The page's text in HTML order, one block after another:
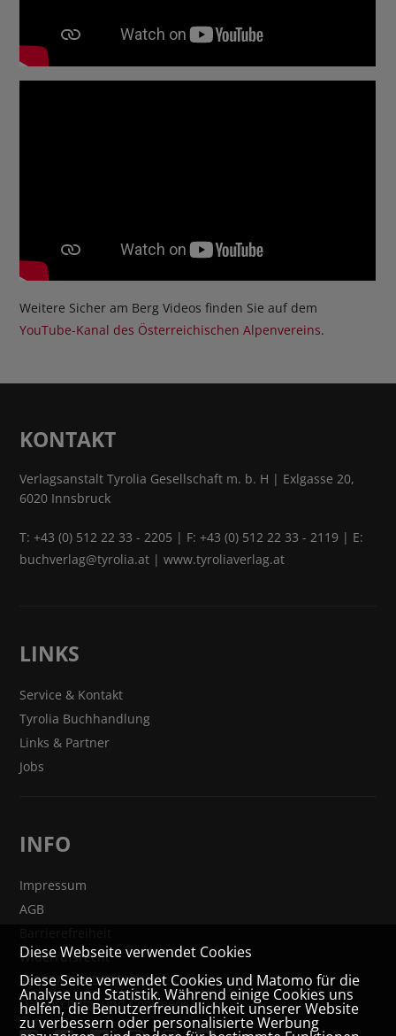
Weitere Sicher am Berg Videos finden Sie auf dem
YouTube-Kanal des Österreichischen Alpenvereins.
KONTAKT
Verlagsanstalt Tyrolia Gesellschaft m. b. H | Exlgasse 20,
6020 Innsbruck
T:+43 (0) 512 22 33 - 2205 | F: +43 (0) 512 22 33 - 2119 | E:
buchverlag@tyrolia.at |www.tyroliaverlag.at
LINKS
Service & Kontakt
Tyrolia Buchhandlung
Links & Partner
Jobs
INFO
Impressum
AGB
Widerrufsrecht
VERTRAG WIDERRUFEN
Datenschutz- und Cookieerklärung
Diese Webseite verwendet Cookies
Diese Seite verwendet Cookies und Matomo für die
Analyse und Statistik. Während einige Cookies uns
helfen, die Benutzerfreundlichkeit unserer Website
zu verbessern oder personalisierte Werbung